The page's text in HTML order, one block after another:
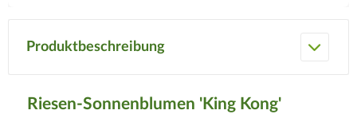
Produktbeschreibung
Riesen-Sonnenblumen 'King Kong'